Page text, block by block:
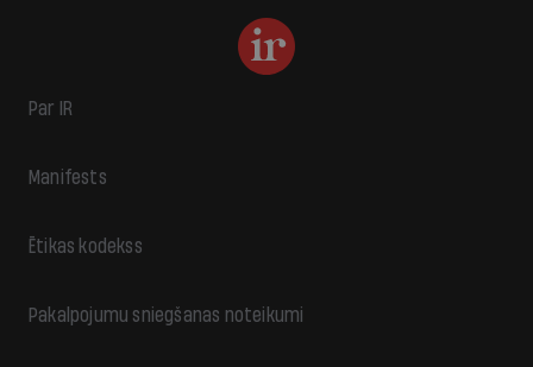
Par IR
Manifests
Ētikas kodekss
Pakalpojumu sniegšanas noteikumi